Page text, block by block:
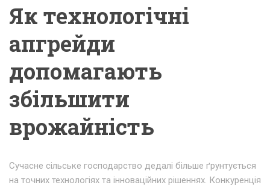
Як технологічні
апгрейди
допомагають
збільшити
врожайність
Сучасне сільське господарство дедалі більше ґрунтується
на точних технологіях та інноваційних рішеннях. Конкуренція